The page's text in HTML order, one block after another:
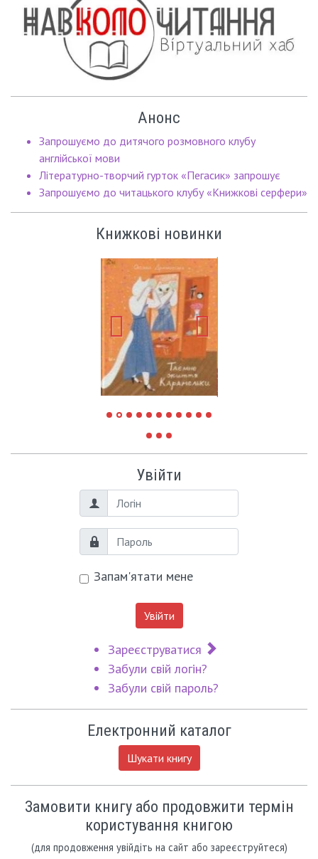
Анонс
Запрошуємо до дитячого розмовного клубу
англійської мови
Літературно-творчий гурток «Пегасик» запрошує
Запрошуємо до читацького клубу «Книжкові серфери»
Книжкові новинки
Увійти
Логін
Пароль
Запам'ятати мене
Увійти
Зареєструватися
Забули свій логін?
Забули свій пароль?
Електронний каталог
Шукати книгу
Замовити книгу або продовжити термін
користування книгою
(для продовження увійдіть на сайт або зареєструйтеся)